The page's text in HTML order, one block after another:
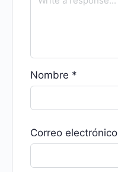
Nombre *
Correo electrónico